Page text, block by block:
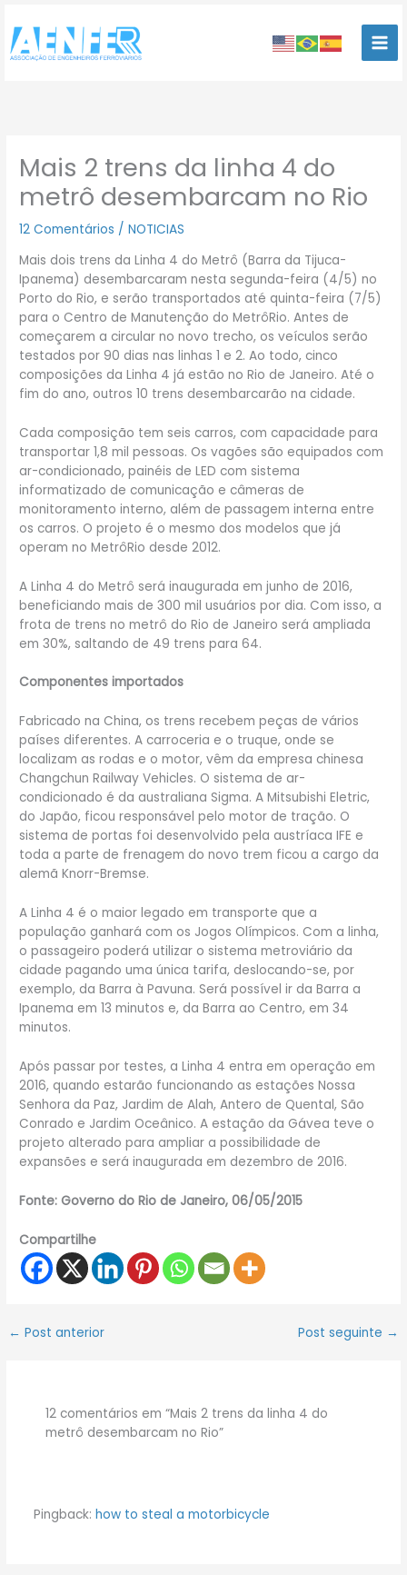
para
conteúdo
Mais 2 trens da linha 4 do
metrô desembarcam no Rio
12 Comentários /NOTICIAS
Mais dois trens da Linha 4 do Metrô (Barra da Tijuca-
Ipanema) desembarcaram nesta segunda-feira (4/5) no
Porto do Rio, e serão transportados até quinta-feira (7/5)
para o Centro de Manutenção do MetrôRio. Antes de
começarem a circular no novo trecho, os veículos serão
testados por 90 dias nas linhas 1 e 2. Ao todo, cinco
composições da Linha 4 já estão no Rio de Janeiro. Até o
fim do ano, outros 10 trens desembarcarão na cidade.
Cada composição tem seis carros, com capacidade para
transportar 1,8 mil pessoas. Os vagões são equipados com
ar-condicionado, painéis de LED com sistema
informatizado de comunicação e câmeras de
monitoramento interno, além de passagem interna entre
os carros. O projeto é o mesmo dos modelos que já
operam no MetrôRio desde 2012.
A Linha 4 do Metrô será inaugurada em junho de 2016,
beneficiando mais de 300 mil usuários por dia. Com isso, a
frota de trens no metrô do Rio de Janeiro será ampliada
em 30%, saltando de 49 trens para 64.
Componentes importados
Fabricado na China, os trens recebem peças de vários
países diferentes. A carroceria e o truque, onde se
localizam as rodas e o motor, vêm da empresa chinesa
Changchun Railway Vehicles. O sistema de ar-
condicionado é da australiana Sigma. A Mitsubishi Eletric,
do Japão, ficou responsável pelo motor de tração. O
sistema de portas foi desenvolvido pela austríaca IFE e
toda a parte de frenagem do novo trem ficou a cargo da
alemã Knorr-Bremse.
A Linha 4 é o maior legado em transporte que a
população ganhará com os Jogos Olímpicos. Com a linha,
o passageiro poderá utilizar o sistema metroviário da
cidade pagando uma única tarifa, deslocando-se, por
exemplo, da Barra à Pavuna. Será possível ir da Barra a
Ipanema em 13 minutos e, da Barra ao Centro, em 34
minutos.
Após passar por testes, a Linha 4 entra em operação em
2016, quando estarão funcionando as estações Nossa
Senhora da Paz, Jardim de Alah, Antero de Quental, São
Conrado e Jardim Oceânico. A estação da Gávea teve o
projeto alterado para ampliar a possibilidade de
expansões e será inaugurada em dezembro de 2016.
Fonte: Governo do Rio de Janeiro, 06/05/2015
Compartilhe
← Post anterior Post seguinte →
12 comentários em “Mais 2 trens da linha 4 do
metrô desembarcam no Rio”
Pingback: how to steal a motorbicycle